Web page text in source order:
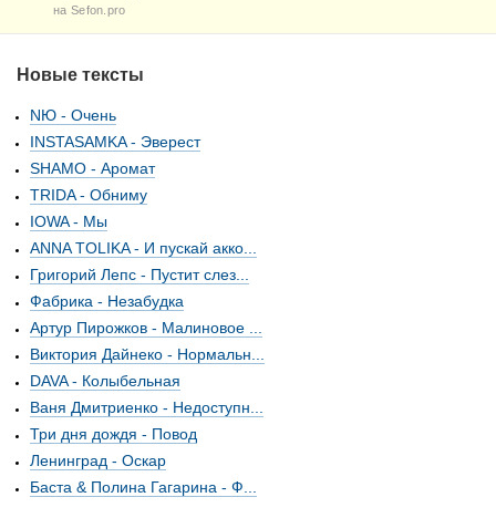
на Sefon.pro
Новые тексты
NЮ - Очень
INSTASAMKA - Эверест
SHAMO - Аромат
TRIDA - Обниму
IOWA - Мы
ANNA TOLIKA - И пускай акко...
Григорий Лепс - Пустит слез...
Фабрика - Незабудка
Артур Пирожков - Малиновое ...
Виктория Дайнеко - Нормальн...
DAVA - Колыбельная
Ваня Дмитриенко - Недоступн...
Три дня дождя - Повод
Ленинград - Оскар
Баста & Полина Гагарина - Ф...